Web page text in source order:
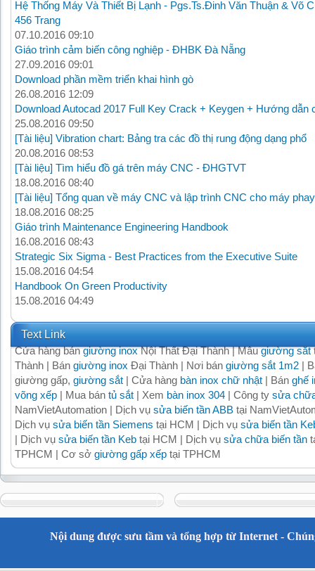
Hệ Thống Máy Và Thiết Bị Lạnh - Pgs.Ts.Đinh Văn Thuận & Võ
456 Trang
07.10.2016 09:10
Giáo trình cảm biến công nghiệp - ĐHBK Đà Nẵng
27.09.2016 09:01
Download phần mềm triển khai hình gò
26.08.2016 12:09
Download Autocad 2017 Full Key Crack + Keygen + Hướng dẫn
25.08.2016 09:50
[Tài liệu] Vibration chart: Bảng tra các đồ thị rung động dạng phổ
20.08.2016 08:53
[Tài liệu] Tìm hiểu đồ gá trên máy CNC - ĐHGTVT
18.08.2016 08:40
[Tài liệu] Tổng quan về máy CNC và lập trình CNC cho máy
18.08.2016 08:25
Giáo trình Maintenance Engineering Handbook
16.08.2016 08:43
Strategic Six Sigma - Best Practices from the Executive Suite
15.08.2016 04:54
Handbook On Green Productivity
15.08.2016 04:49
Text Link
Cửa hàng bángiường inoxNội Thất Đại Thành | Mẫugiường sắt
Thành | Bán giường inox Đại Thành | Nơi bán giường sắt 1m2 |
giường gấp, giường sắt | Cửa hàng bàn inox chữ nhật | Bán ghế
võng xếp | Mua bán tủ sắt | Xem bàn inox 304 | Công ty sửa
NamVietAutomation | Dịch vụ sửa biến tần ABB tại
Dịch vụ sửa biến tần Siemens tại HCM | Dịch vụ sửa biến tần
| Dịch vụ sửa biến tần Keb tại HCM | Dịch vụ sửa chữa biến tần
TPHCM | Cơ sở giường gấp xếp tại TPHCM
Nội dung được sưu tầm và tổng hợp từ Internet -